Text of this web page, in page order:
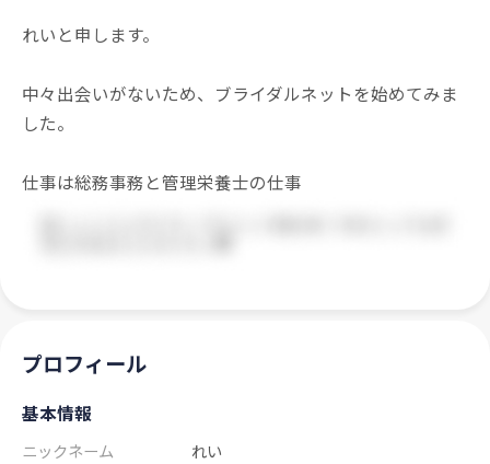
れいと申します。
中々出会いがないため、ブライダルネットを始めてみま
した。
仕事は総務事務と管理栄養士の仕事
プロフィール
基本情報
ニックネーム
れい